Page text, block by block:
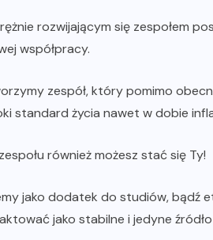
rozwijającym się zespołem
współpracy.
zespół, który pomimo
standard życia nawet w dobie
również możesz stać się Ty!
jako dodatek do studiów, bądź
jako stabilne i jedyne